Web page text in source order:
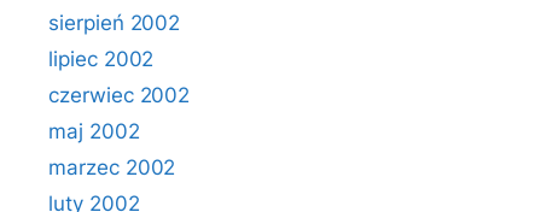
sierpień 2002
lipiec 2002
czerwiec 2002
maj 2002
marzec 2002
luty 2002